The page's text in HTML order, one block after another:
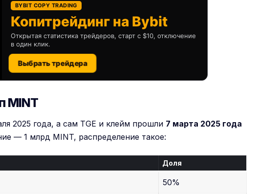
BYBIT COPY TRADING
Копитрейдинг на Bybit
Открытая статистика трейдеров, старт с $10, отключение
в один клик.
Выбрать трейдера
MINT
2025 года, а сам TGE и клейм прошли 7 марта 2025 года
— 1 млрд MINT, распределение такое:
Доля
50%